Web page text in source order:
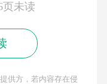
页未读
供方，若内容存在侵